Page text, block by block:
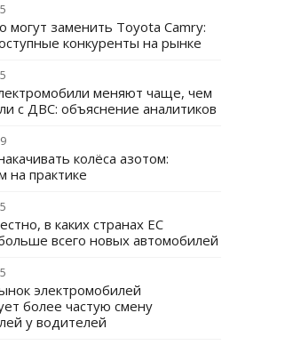
могут заменить Toyota Camry:
конкуренты на рынке
меняют чаще, чем
с ДВС: объяснение аналитиков
колёса азотом:
на практике
в каких странах ЕС
всего новых автомобилей
электромобилей
более частую смену
у водителей